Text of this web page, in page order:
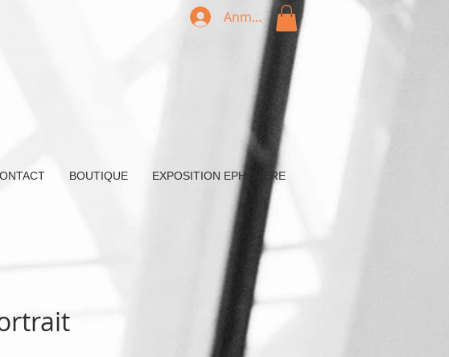
Anmelden
BOUTIQUE EXPOSITION EPHEMERE